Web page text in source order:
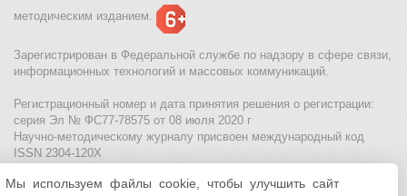
методическим изданием.
Зарегистрирован в Федеральной службе по надзору в сфере связи,
информационных технологий и массовых коммуникаций.
Регистрационный номер и дата принятия решения о регистрации:
серия Эл № ФС77-78575 от 08 июля 2020 г
Научно-методическому журналу присвоен международный код
ISSN 2304-120X
МЦИТО|Школьные олимпиады и онлайн конкурсы для детей
Мы используем файлы cookie, чтобы улучшить сайт